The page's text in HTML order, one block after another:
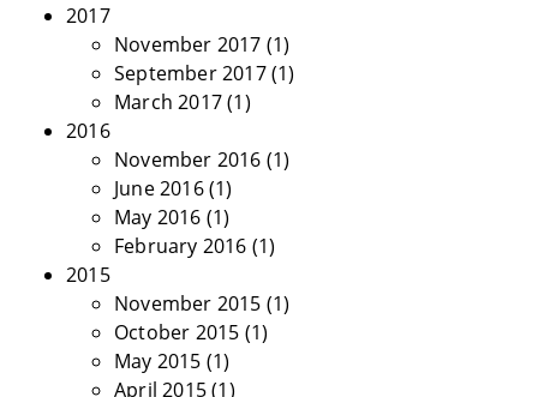
2017
November 2017 (1)
September 2017(1)
March 2017(1)
2016
November 2016 (1)
June 2016(1)
May 2016 (1)
February 2016 (1)
2015
November 2015 (1)
October 2015 (1)
May 2015 (1)
April 2015(1)